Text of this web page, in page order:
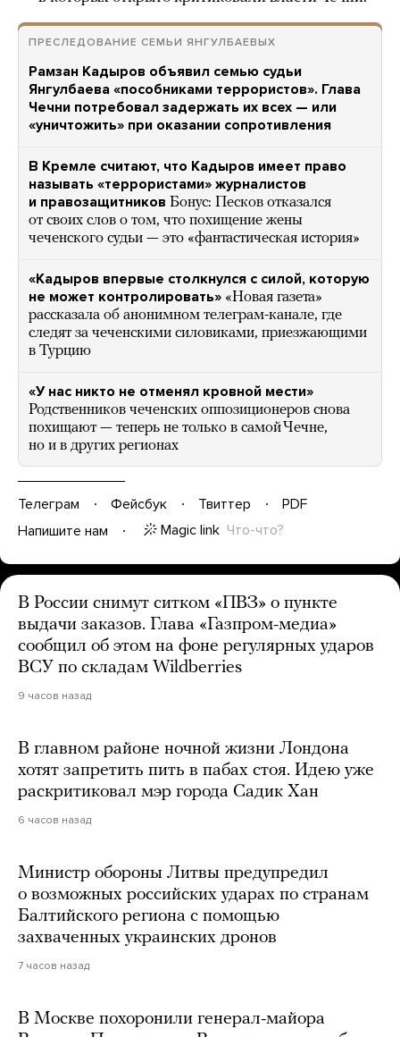
ПРЕСЛЕДОВАНИЕ СЕМЬИ ЯНГУЛБАЕВЫХ
Рамзан Кадыров объявил семью судьи
Янгулбаева «пособниками террористов». Глава
Чечни потребовал задержать их всех — или
«уничтожить» при оказании сопротивления
В Кремле считают, что Кадыров имеет право
называть «террористами» журналистов
и правозащитников Бонус: Песков отказался
от своих слов о том, что похищение жены
чеченского судьи — это «фантастическая история»
«Кадыров впервые столкнулся с силой, которую
не может контролировать» «Новая газета»
рассказала об анонимном телеграм-канале, где
следят за чеченскими силовиками, приезжающими
в Турцию
«У нас никто не отменял кровной мести»
Родственников чеченских оппозиционеров снова
похищают — теперь не только в самой Чечне,
но и в других регионах
Телеграм Фейсбук Твиттер
PDF
Напишите нам
Magic link Что-что?
В России снимут ситком «ПВЗ» о пункте
выдачи заказов. Глава «Газпром-медиа»
сообщил об этом на фоне регулярных ударов
ВСУ по складам Wildberries
9 часов назад
В главном районе ночной жизни Лондона
хотят запретить пить в пабах стоя. Идею уже
раскритиковал мэр города Садик Хан
6 часов назад
Министр обороны Литвы предупредил
о возможных российских ударах по странам
Балтийского региона с помощью
захваченных украинских дронов
7 часов назад
В Москве похоронили генерал-майора